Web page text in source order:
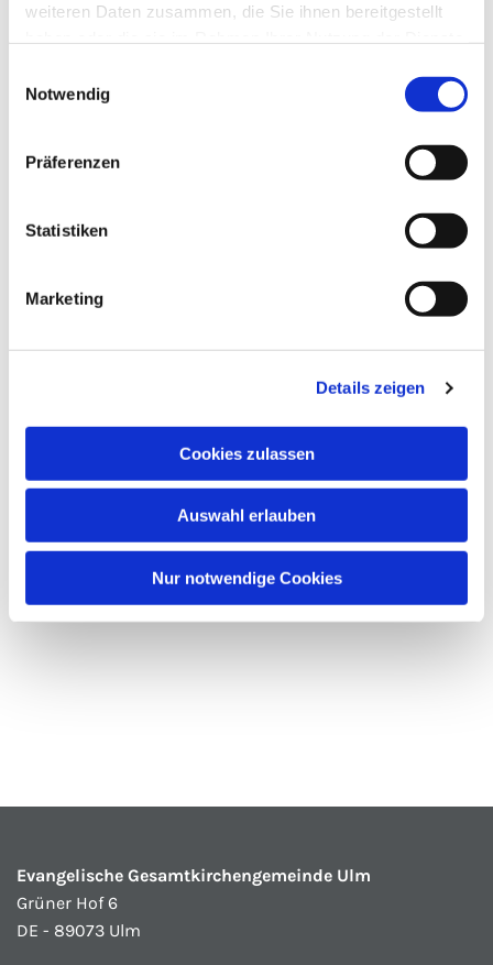
weiteren Daten zusammen, die Sie ihnen bereitgestellt
Notwendig
Präferenzen
Statistiken
Marketing
Details zeigen
Cookies zulassen
Auswahl erlauben
Nur notwendige Cookies
Dies könnte Sie auch
Evangelische Gesamtkirchengemeinde Ulm
Grüner Hof 6
DE - 89073 Ulm